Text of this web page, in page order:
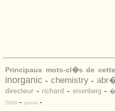
Principaux mots-cl�s de
inorganic - chemistry-
directeur - richard - eisenberg-
2009 - journal -